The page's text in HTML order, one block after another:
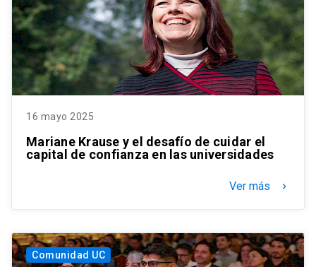
16 mayo 2025
Mariane Krause y el desafío de cuidar el
capital de confianza en las universidades
Ver más keyboard_arrow_right
Comunidad UC